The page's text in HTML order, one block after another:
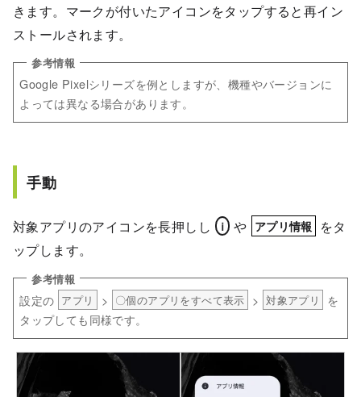
きます。マークが付いたアイコンをタップすると再イン
ストールされます。
Google Pixelシリーズを例としますが、機種やバージョンに
よっては異なる場合があります。
手動
対象アプリのアイコンを長押しし ｉ や アプリ情報
をタ
ップします。
設定の アプリ > 〇個のアプリをすべて表示 > 対象アプリ
を
タップしても同様です。